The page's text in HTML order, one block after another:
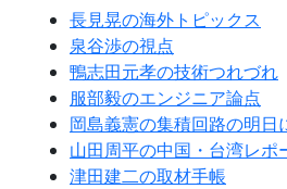
長見晃の海外トピックス
泉谷渉の視点
鴨志田元孝の技術つれづれ
服部毅のエンジニア論点
岡島義憲の集積回路の明日
山田周平の中国・台湾レポ
津田建二の取材手帳